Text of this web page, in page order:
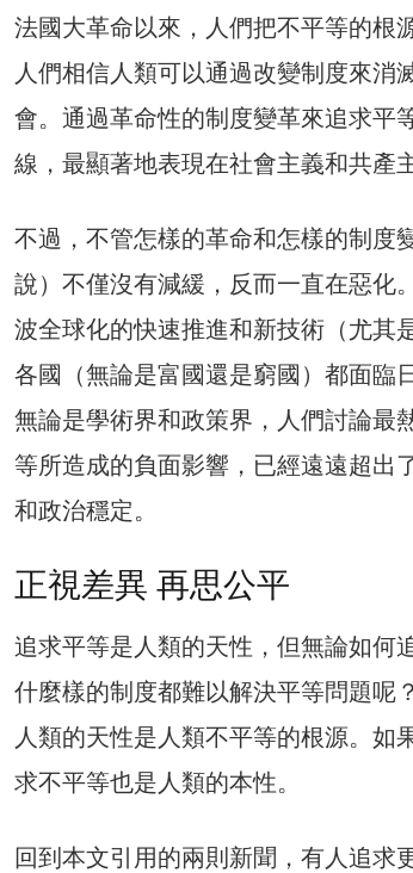
法國大革命以來，人們把不平等的根
人們相信人類可以通過改變制度來消
會。通過革命性的制度變革來追求平
線，最顯著地表現在社會主義和共產
不過，不管怎樣的革命和怎樣的制度
說）不僅沒有減緩，反而一直在惡化
波全球化的快速推進和新技術（尤其
各國（無論是富國還是窮國）都面臨
無論是學術界和政策界，人們討論最
等所造成的負面影響，已經遠遠超出
和政治穩定。
正視差異 再思公平
追求平等是人類的天性，但無論如何
什麼樣的制度都難以解決平等問題呢
人類的天性是人類不平等的根源。如
求不平等也是人類的本性。
回到本文引用的兩則新聞，有人追求